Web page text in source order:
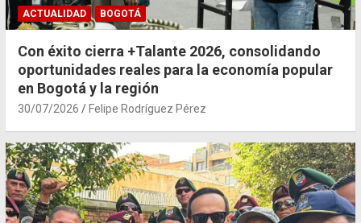
ACTUALIDAD BOGOTÁ
Con éxito cierra +Talante 2026, consolidando
oportunidades reales para la economía popular
en Bogotá y la región
30/07/2026 Felipe Rodríguez Pérez